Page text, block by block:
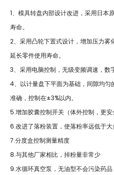
1、模具转盘内部设计改进，采用日本
寿命。
2、采用凸轮下置式设计，增加压力雾
延长零件使用寿命。
3、采用电脑控制，无级变频调速，数
4、以计量盘下平面为基础，间隙均
准确，控制在±3%以内。
5.增加胶囊控制开关（体外控制，更安
6.改进了落粉装置，使落粉率远低于大
7.分度盒控制测量精度
8.与其他厂家相比，掉粉量非常少
9.水循环真空泵，无油型不会污染药品